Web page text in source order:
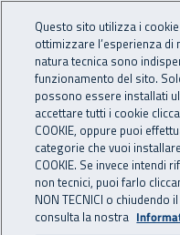
INAIL -
Navigazione - Ti trovi in:
Home Attività e servizi
Dati e
Questo sito utilizza i
ottimizzare l’esperienza di
natura tecnica sono
funzionamento del sito.
possono essere installati
accettare tutti i cookie
COOKIE, oppure puoi
categorie che vuoi
COOKIE. Se invece intendi
non tecnici, puoi farlo
NON TECNICI o
consulta la nostra